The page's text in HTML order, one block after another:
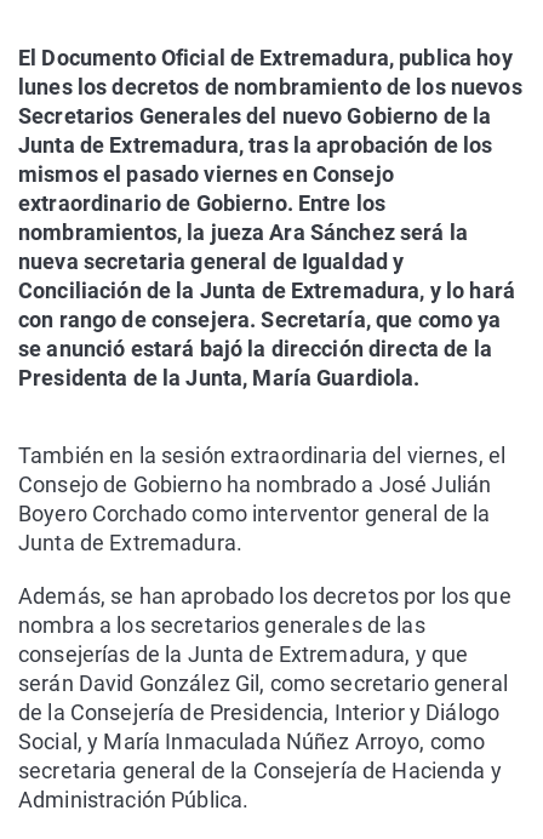
El Documento Oficial de Extremadura, publica hoy
lunes los decretos de nombramiento de los nuevos
Secretarios Generales del nuevo Gobierno de la
Junta de Extremadura, tras la aprobación de los
mismos el pasado viernes en Consejo
extraordinario de Gobierno. Entre los
nombramientos, la jueza Ara Sánchez será la
nueva secretaria general de Igualdad y
Conciliación de la Junta de Extremadura, y lo hará
con rango de consejera. Secretaría, que como ya
se anunció estará bajó la dirección directa de la
Presidenta de la Junta, María Guardiola.
También en la sesión extraordinaria del viernes, el
Consejo de Gobierno ha nombrado a José Julián
Boyero Corchado como interventor general de la
Junta de Extremadura.
Además, se han aprobado los decretos por los que
nombra a los secretarios generales de las
consejerías de la Junta de Extremadura, y que
serán David González Gil, como secretario general
de la Consejería de Presidencia, Interior y Diálogo
Social, y María Inmaculada Núñez Arroyo, como
secretaria general de la Consejería de Hacienda y
Administración Pública.